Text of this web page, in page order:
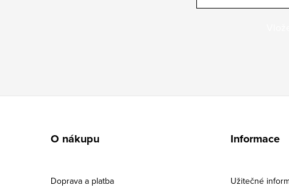
O nákupu
Doprava a platba
Informace
Užitečné